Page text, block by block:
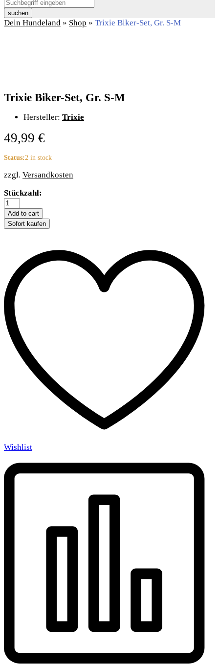
suchen
Dein Hundeland » Shop » Trixie Biker-Set, Gr. S-M
Trixie Biker-Set, Gr. S-M
Hersteller: Trixie
49,99 €
Status:2 in stock
zzgl. Versandkosten
Trixie
Biker-
Set,
Gr.
S-
Stückzahl:
Add to cart
Sofort kaufen
Wishlist